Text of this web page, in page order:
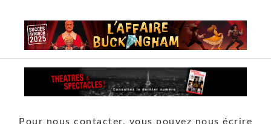
Pour nous contacter, vous pouvez nous écrire